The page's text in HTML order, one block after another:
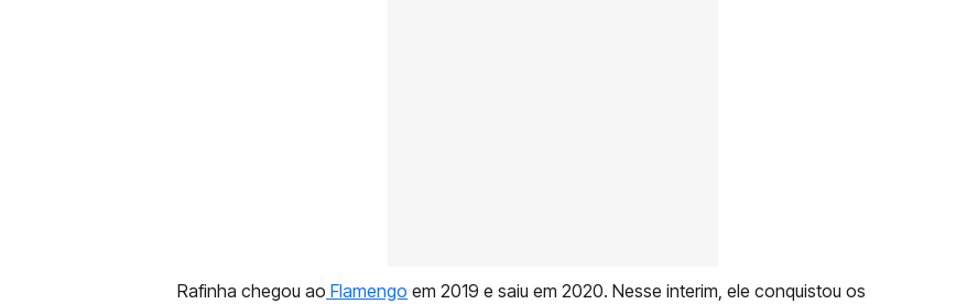
Rafinha chegou ao Flamengo em 2019 e saiu em 2020. Nesse interim, ele conquistou os